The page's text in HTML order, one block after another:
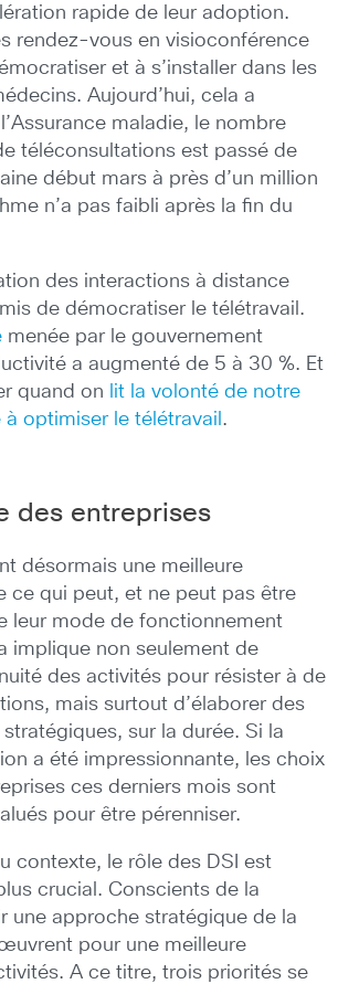
rapide de leur adoption.
rendez-vous en visioconférence
et à s’installer dans les
Aujourd’hui, cela a
maladie, le nombre
téléconsultations est passé de
début mars à près d’un million
n’a pas faibli après la fin du
des interactions à distance
de démocratiser le télétravail.
menée par le gouvernement
a augmenté de 5 à 30 %. Et
quand on
lit la volonté de notre
optimiser le télétravail .
des entreprises
désormais une meilleure
ce qui peut, et ne peut pas être
leur mode de fonctionnement
implique non seulement de
des activités pour résister à de
mais surtout d’élaborer des
sur la durée. Si la
a été impressionnante, les choix
ces derniers mois sont
pour être pérenniser.
contexte, le rôle des DSI est
crucial. Conscients de la
une approche stratégique de la
pour une meilleure
A ce titre, trois priorités se